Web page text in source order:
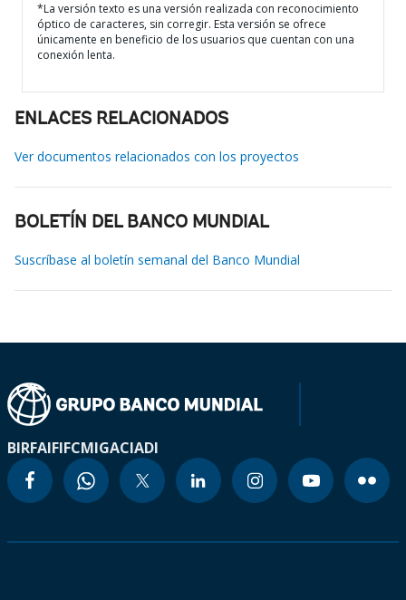
*La versión texto es una versión realizada con reconocimiento
óptico de caracteres, sin corregir. Esta versión se ofrece
únicamente en beneficio de los usuarios que cuentan con una
conexión lenta.
ENLACES RELACIONADOS
Ver documentos relacionados con los proyectos
BOLETÍN DEL BANCO MUNDIAL
Suscríbase al boletín semanal del Banco Mundial
BIRFAIFIFCMIGACIADI